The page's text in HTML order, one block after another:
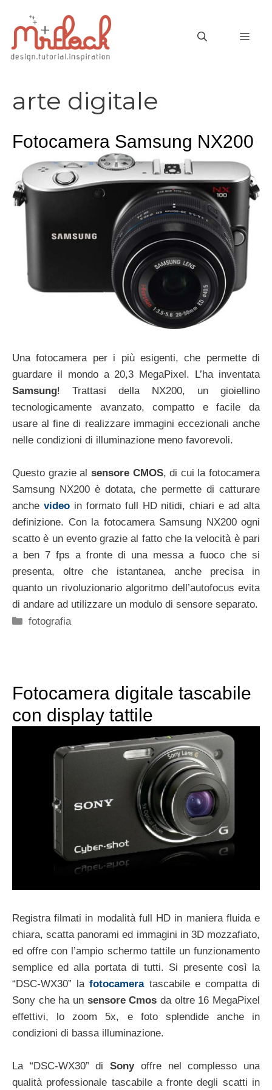
contenuto
arte digitale
Fotocamera Samsung NX200
Una fotocamera per i più esigenti, che permette di
guardare il mondo a 20,3 MegaPixel. L’ha inventata
Samsung! Trattasi della NX200, un gioiellino
tecnologicamente avanzato, compatto e facile da
usare al fine di realizzare immagini eccezionali anche
nelle condizioni di illuminazione meno favorevoli.
Questo grazie al sensore CMOS, di cui la fotocamera
Samsung NX200 è dotata, che permette di catturare
anche videoin formato full HD nitidi, chiari e ad alta
definizione. Con la fotocamera Samsung NX200 ogni
scatto è un evento grazie al fatto che la velocità è pari
a ben 7 fps a fronte di una messa a fuoco che si
presenta, oltre che istantanea, anche precisa in
quanto un rivoluzionario algoritmo dell’autofocus evita
di andare ad utilizzare un modulo di sensore separato.
Categorie
fotografia
Fotocamera digitale tascabile
con display tattile
Registra filmati in modalità full HD in maniera fluida e
chiara, scatta panorami ed immagini in 3D mozzafiato,
ed offre con l’ampio schermo tattile un funzionamento
semplice ed alla portata di tutti. Si presente così la
“DSC-WX30” lafotocameratascabile e compatta di
Sony che ha un sensore Cmos da oltre 16 MegaPixel
effettivi, lo zoom 5x, e foto splendide anche in
condizioni di bassa illuminazione.
La “DSC-WX30” diSonyoffre nel complesso una
qualità professionale tascabile a fronte degli scatti in